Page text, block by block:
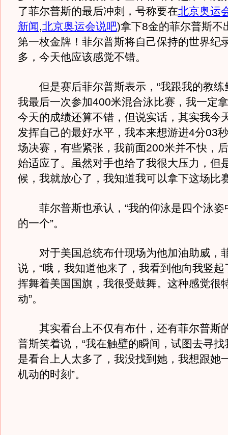
了菲尔普斯的最后冲刺，号称要在北京奥运
新闻,北京奥运会说吧)拿下8金的菲尔普斯不
第一枚金牌！菲尔普斯将自己保持的世界纪
多，今天他应该感觉不错。
但是赛后菲尔普斯表示，“我跟我的教练
我最后一次参加400米混合泳比赛，我一定
今天的成绩还算不错，但说实话，其实我今
发挥自己的最好水平，我本来想游进4分03
场决赛，有些紧张，我前面200米并不快，
始适应了。虽然对手也给了我很大压力，但
候，我就放心了，我知道我可以拿下这场比
菲尔普斯也承认，“我的仰泳是四个泳姿
的一个”。
对于美国总统布什现场为他加油助威，
说，“哦，我知道他来了，我看到他向我竖
挥舞着美国国旗，我很受鼓舞。这种感觉很
动”。
其实看台上不仅有布什，还有菲尔普斯
普斯笑着说，“我在触壁的瞬间，试图去寻
是看台上人太多了，我没找到她，我想跟她
机动的时刻”。